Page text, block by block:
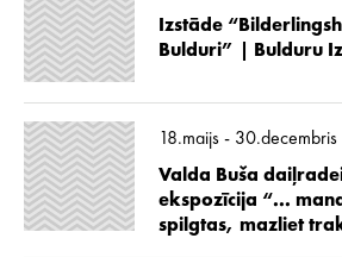
Izstāde
Bulduri” | Bulduru
18.maijs - 30.decembris
Valda Buša
ekspozīcija “...
spilgtas, mazliet